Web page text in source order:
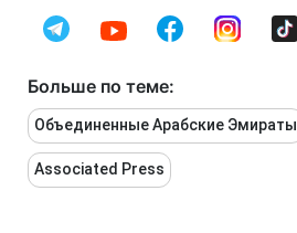
Больше по теме:
Объединенные Арабские Эмираты
Associated Press